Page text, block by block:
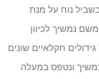
נוח על מנת
נמשיך לכיוון
חקלאיים שונים
ונטפס במעלה